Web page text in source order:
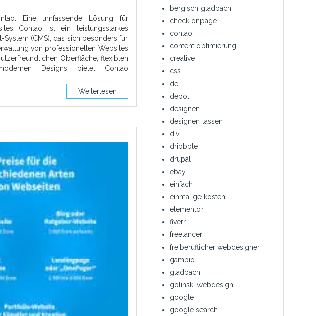
Eine umfassende Lösung für
Contao ist ein leistungsstarkes
System (CMS), das sich besonders für
von professionellen Websites
Oberfläche, flexiblen
Designs bietet Contao
Weiterlesen
bergisch gladbach
check onpage
contao
content optimierung
creative
css
de
depot
designen
designen lassen
divi
dribbble
drupal
ebay
einfach
einmalige kosten
elementor
fiverr
freelancer
freiberuflicher webdesigner
gambio
gladbach
golinski webdesign
google
google search